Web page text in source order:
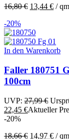
16,80€ 13,44 € /qm
-20%
In den Warenkorb
Faller 180751
100cm
UVP: 27,99€
22,45 €Aktueller
-20%
18,66€ 14,97 € /qm